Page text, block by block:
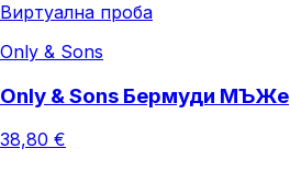
Виртуална проба
Only & Sons
Only & Sons Бермуди МЪЖe
38,80 €